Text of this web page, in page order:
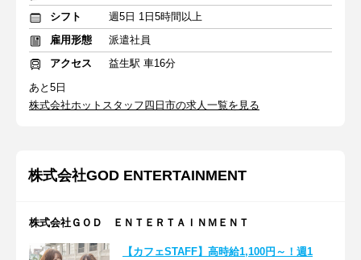
シフト
週5日 1日5時間以上
雇用形態
派遣社員
アクセス
益生駅 車16分
あと5日
株式会社ホットスタッフ四日市の求人一覧を見る
株式会社GOD ENTERTAINMENT
株式会社ＧＯＤ ＥＮＴＥＲＴＡＩＮＭＥＮＴ
【カフェSTAFF】高時給1,100円～！週1